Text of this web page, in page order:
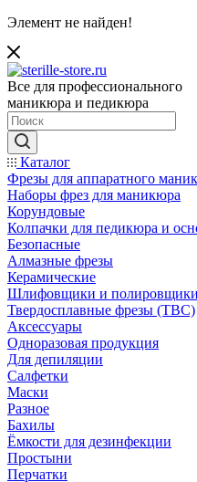
Элемент не найден!
Все для профессионального
маникюра и педикюра
Каталог
Фрезы для аппаратного
Наборы фрез для маникюра
Корундовые
Колпачки для педикюра и
Безопасные
Алмазные фрезы
Керамические
Шлифовщики и полировщики
Твердосплавные фрезы (ТВС)
Аксессуары
Одноразовая продукция
Для депиляции
Салфетки
Маски
Разное
Бахилы
Ёмкости для дезинфекции
Простыни
Перчатки